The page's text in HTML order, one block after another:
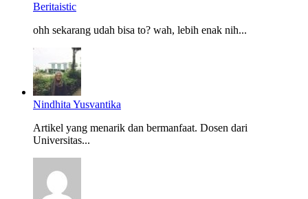
Beritaistic
ohh sekarang udah bisa to? wah, lebih enak nih...
Nindhita Yusvantika
Artikel yang menarik dan bermanfaat. Dosen dari
Universitas...